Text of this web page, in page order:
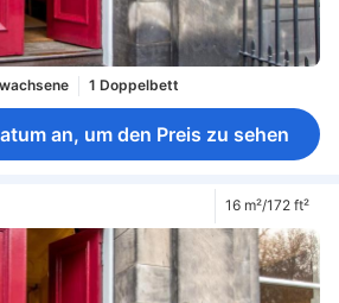
1 Doppelbett
an, um den Preis zu sehen
16 m²/172 ft²